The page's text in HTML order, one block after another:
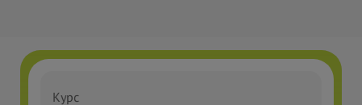
Курс